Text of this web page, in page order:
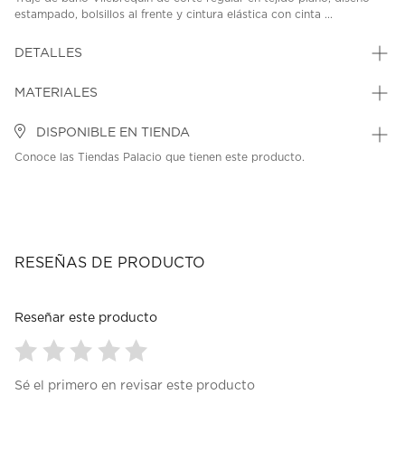
estampado, bolsillos al frente y cintura elástica con cinta ...
DETALLES
MATERIALES
DISPONIBLE EN TIENDA
Conoce las Tiendas Palacio que tienen este producto.
RESEÑAS DE PRODUCTO
Reseñar este producto
paraparaparaparapara
Sé el primero en revisar este producto